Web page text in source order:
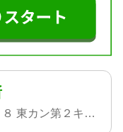
福岡県福岡市博多区比恵町１－１８ 東カン第２キャステール９１７号